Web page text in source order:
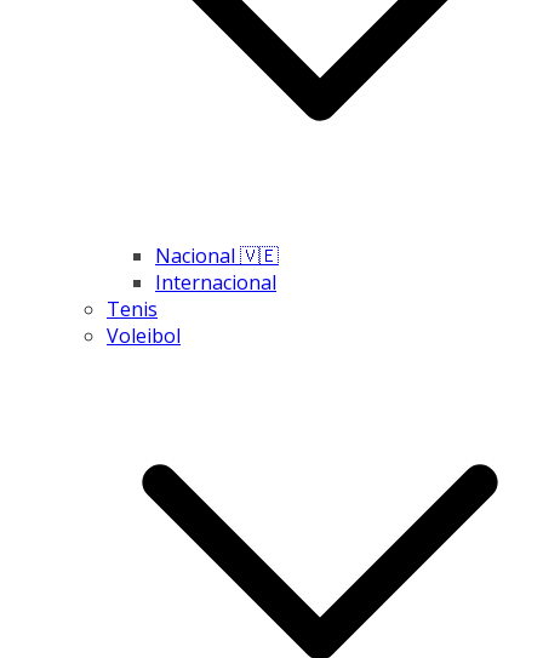
Nacional 🇻🇪
Internacional
Tenis
Voleibol